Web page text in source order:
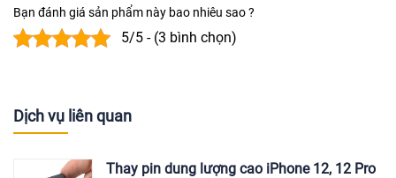
Bạn đánh giá sản phẩm này bao nhiêu sao ?
5/5 - (3 bình chọn)
Dịch vụ liên quan
Thay pin dung lượng cao iPhone 12, 12 Pro